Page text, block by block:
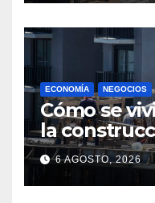
ECONOMÍA NEGOCIOS
Cómo se
la
sector
6 AGOSTO, 2026